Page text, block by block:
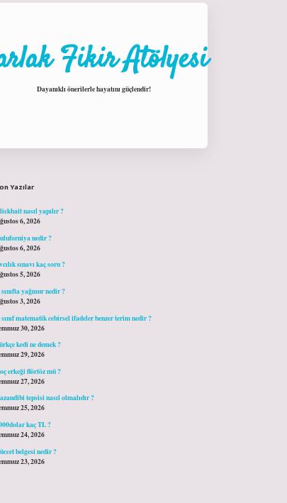
Fikir Atölyesi
Dayanıklı önerilerle hayatını güçlendir!
Yazılar
nasıl yapılır ?
6, 2026
nedir ?
6, 2026
sınavı kaç soru ?
5, 2026
sınıfta yağmur nedir ?
3, 2026
sınıf matematik cebirsel ifadeler benzer terim nedir ?
30, 2026
kedi ne demek ?
29, 2026
erkeği flörtöz mü ?
27, 2026
tepsisi nasıl olmalıdır ?
25, 2026
kaç TL ?
24, 2026
belgesi nedir ?
23, 2026